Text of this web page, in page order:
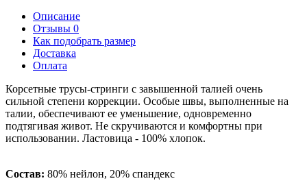
Описание
Отзывы 0
Как подобрать размер
Доставка
Оплата
Корсетные трусы-стринги с завышенной талией очень
сильной степени коррекции. Особые швы, выполненные на
талии, обеспечивают ее уменьшение, одновременно
подтягивая живот. Не скручиваются и комфортны при
использовании. Ластовица - 100% хлопок.
Состав: 80% нейлон, 20% спандекс